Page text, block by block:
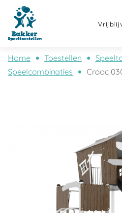
Home Toestellen
Speelcombinaties
Crooc